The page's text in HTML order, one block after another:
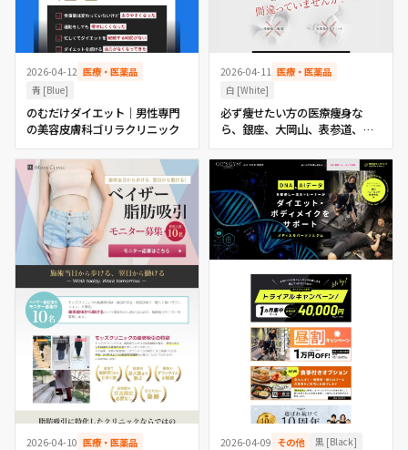
2026-04-12 医療・医薬品
青 [Blue]
のむだけダイエット｜男性専門
の美容皮膚科ゴリラクリニック
2026-04-11 医療・医薬品
白 [White]
必ず痩せたい方の医療痩身な
ら、銀座、大岡山、表参道、都
立大学、新宿、池袋、六本木、
横浜、東京
2026-04-10 医療・医薬品
2026-04-09 その他 黒 [Black]